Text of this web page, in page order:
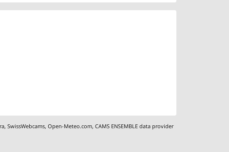
,SwissWebcams,Open-Meteo.com,CAMS ENSEMBLE data provider